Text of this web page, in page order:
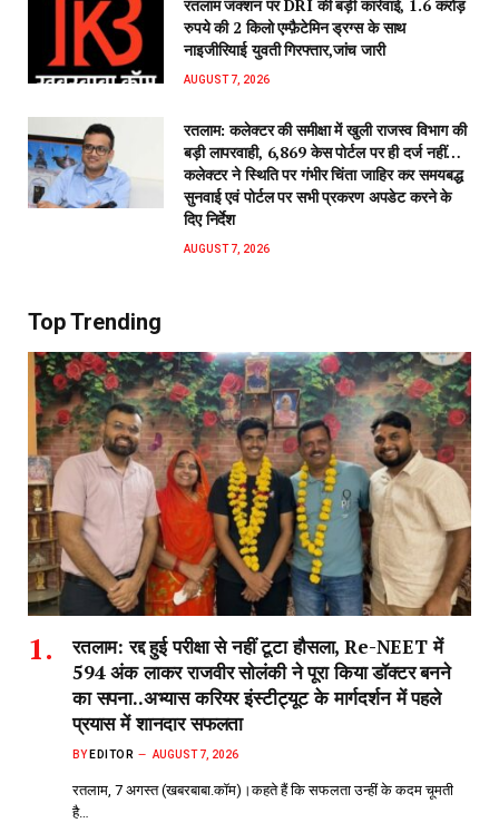
रतलाम जंक्शन पर DRI की बड़ी कार्रवाई, 1.6 करोड़
रुपये की 2 किलो एम्फ़ैटेमिन ड्रग्स के साथ
नाइजीरियाई युवती गिरफ्तार,जांच जारी
AUGUST 7, 2026
रतलाम: कलेक्टर की समीक्षा में खुली राजस्व विभाग की
बड़ी लापरवाही, 6,869 केस पोर्टल पर ही दर्ज नहीं…
कलेक्टर ने स्थिति पर गंभीर चिंता जाहिर कर समयबद्ध
सुनवाई एवं पोर्टल पर सभी प्रकरण अपडेट करने के
दिए निर्देश
AUGUST 7, 2026
Top Trending
रतलाम: रद्द हुई परीक्षा से नहीं टूटा हौसला, Re-NEET में
594 अंक लाकर राजवीर सोलंकी ने पूरा किया डॉक्टर बनने
का सपना..अभ्यास करियर इंस्टीट्यूट के मार्गदर्शन में पहले
प्रयास में शानदार सफलता
BY EDITOR AUGUST 7, 2026
रतलाम, 7 अगस्त (खबरबाबा.कॉम)।कहते हैं कि सफलता उन्हीं के कदम चूमती
है…